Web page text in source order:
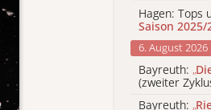
Hagen: Tops
Saison 2025/
6. August 2026
Bayreuth: „
(zweiter
Bayreuth: „